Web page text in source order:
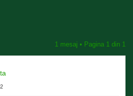
1 mesaj • Pagina 1din 1